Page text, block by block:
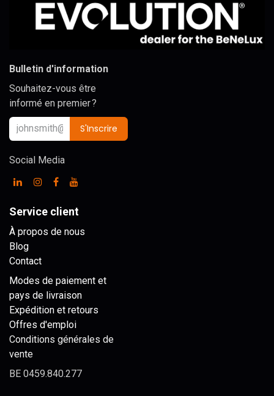
Bulletin d'information
Souhaitez-vous être
informé en premier ?
S'Inscrire
Social Media
Service client
À propos de nous
Blog
Contact
Modes de paiement et
pays de livraison
Expédition et retours
Offres d'emploi
Conditions générales de
vente
BE 0459.840.277